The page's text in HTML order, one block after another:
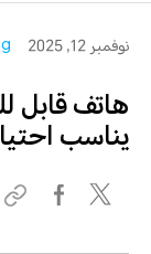
نوفمبر 12, 2025
هاتف قابل
يناسب